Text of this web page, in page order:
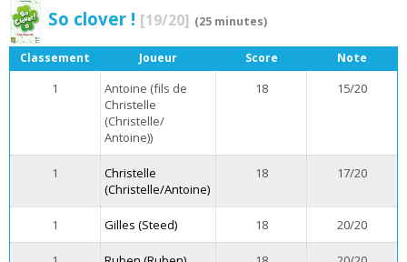
So clover ! [19/20] (25 minutes)
Classement Joueur Score Note
1
Antoine (fils de
Christelle
(Christelle/
Antoine))
18 15/20
1
Christelle
(Christelle/Antoine)
18 17/20
1 Gilles (Steed) 18 20/20